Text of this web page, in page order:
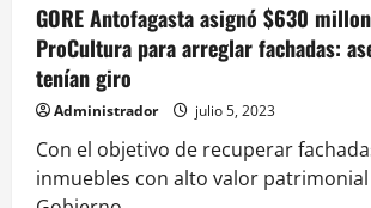
GORE Antofagasta asignó $630
ProCultura para arreglar fachadas:
tenían giro
Administrador julio 5, 2023
Con el objetivo de recuperar
inmuebles con alto valor patrimonial